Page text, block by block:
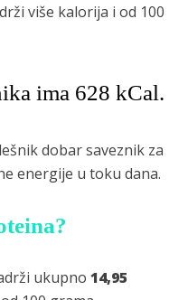
više kalorija i od 100
ima 628 kCal.
dobar saveznik za
energije u toku dana.
ukupno 14,95